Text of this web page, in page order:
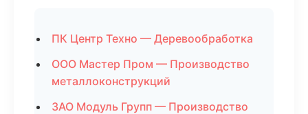
ПК Центр Техно — Деревообработка
ООО Мастер Пром — Производство
металлоконструкций
ЗАО Модуль Групп — Производство